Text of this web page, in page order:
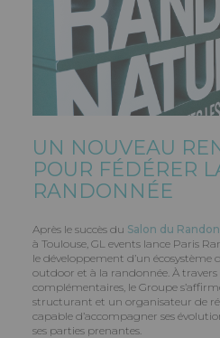
UN NOUVEAU
POUR FÉDÉRER
RANDONNÉE
Après le succès du Salon du
à Toulouse, GL events lance Paris
le développement d’un écosystème
outdoor et à la randonnée. À
complémentaires, le Groupe
structurant et un organisateur de
capable d’accompagner ses
ses parties prenantes.